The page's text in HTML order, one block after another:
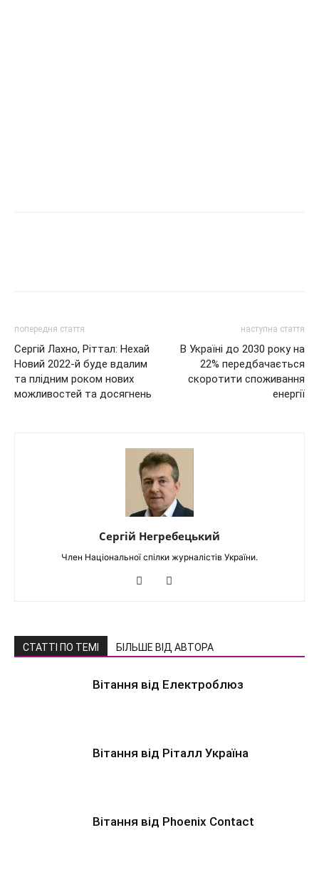
попередня стаття
Сергій Лахно, Ріттал: Нехай
Новий 2022-й буде вдалим
та плідним роком нових
можливостей та досягнень
наступна стаття
В Україні до 2030 року на
22% передбачається
скоротити споживання
енергії
Сергій Негребецький
Член Національної спілки журналістів України.
СТАТТІ ПО ТЕМІ БІЛЬШЕ ВІД АВТОРА
Вітання від Електроблюз
Вітання від Ріталл Україна
Вітання від Phoenix Contact